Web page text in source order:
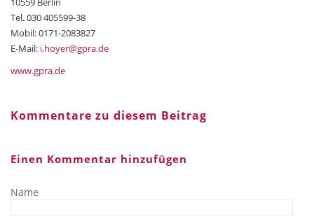
Tel. 030 405599-38
Mobil: 0171-2083827
E-Mail: i.hoyer@gpra.de
www.gpra.de
Kommentare zu diesem Beitrag
Einen Kommentar hinzufügen
Name